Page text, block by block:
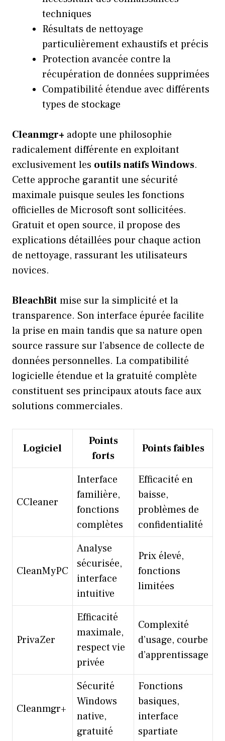
techniques
Résultats de nettoyage
particulièrement exhaustifs et précis
Protection avancée contre la
récupération de données supprimées
Compatibilité étendue avec différents
types de stockage
Cleanmgr+ adopte une philosophie
radicalement différente en exploitant
exclusivement les outils natifs Windows.
Cette approche garantit une sécurité
maximale puisque seules les fonctions
officielles de Microsoft sont sollicitées.
Gratuit et open source, il propose des
explications détaillées pour chaque action
de nettoyage, rassurant les utilisateurs
novices.
BleachBitmise sur la simplicité et la
transparence. Son interface épurée facilite
la prise en main tandis que sa nature open
source rassure sur l’absence de collecte de
données personnelles. La compatibilité
logicielle étendue et la gratuité complète
constituent ses principaux atouts face aux
solutions commerciales.
Logiciel
Points
forts
Points faibles
CCleaner
Interface
familière,
fonctions
complètes
Efficacité en
baisse,
problèmes de
confidentialité
CleanMyPC
Analyse
sécurisée,
interface
intuitive
Prix élevé,
fonctions
limitées
PrivaZer
Efficacité
maximale,
respect vie
privée
Complexité
d’usage, courbe
d’apprentissage
Cleanmgr+
Sécurité
Windows
native,
gratuité
Fonctions
basiques,
interface
spartiate